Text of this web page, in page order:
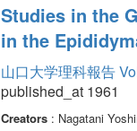
Studies in the
in the
山口大学理科報告
published_at 1961
Creators: Nagatani